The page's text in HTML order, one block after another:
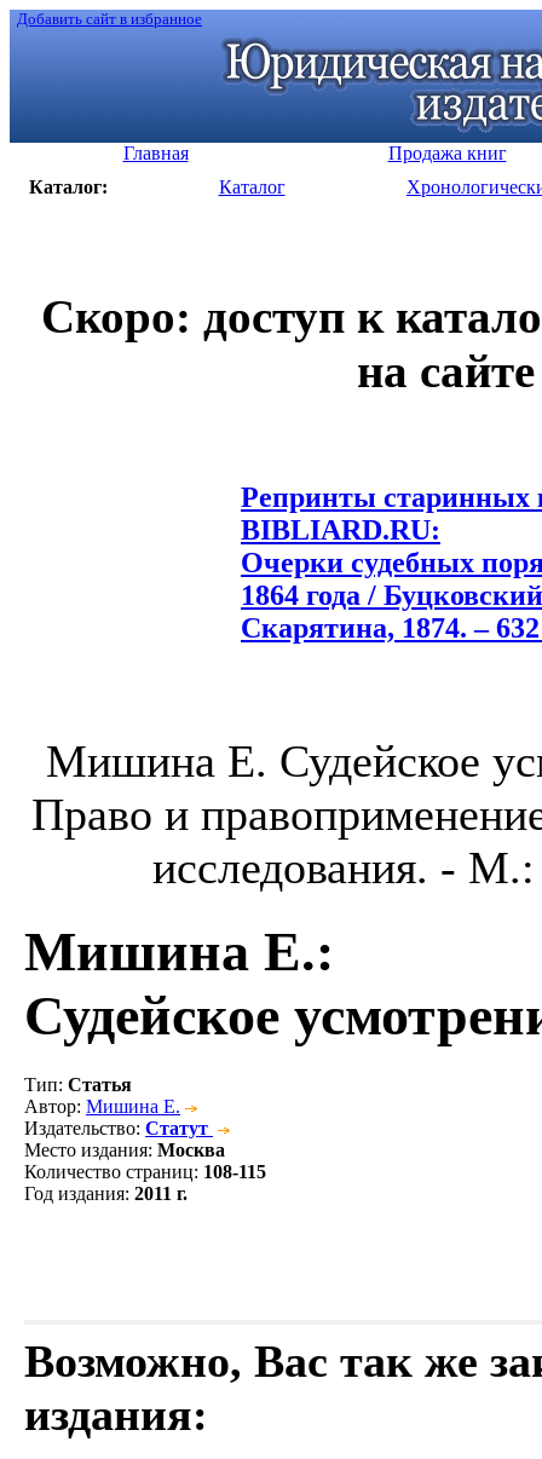
Добавить сайт в избранное
Главная
Продажа книг
Каталог:
Каталог
Скоро: доступ к
на
Репринты старинных
BIBLIARD.RU:
Очерки судебных
1864 года /
Скарятина, 1874. –
Мишина Е. Судейское
Право и
исследования. -
Мишина Е.:
Судейское
Тип: Статья
Автор: Мишина Е.
Издательство: Статут
Место издания: Москва
Количество страниц: 108-115
Год издания: 2011 г.
Возможно, Вас так же
издания: